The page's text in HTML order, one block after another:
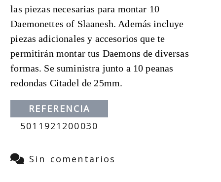
las piezas necesarias para montar 10
Daemonettes of Slaanesh. Además incluye
piezas adicionales y accesorios que te
permitirán montar tus Daemons de diversas
formas. Se suministra junto a 10 peanas
redondas Citadel de 25mm.
REFERENCIA
5011921200030
Sin comentarios